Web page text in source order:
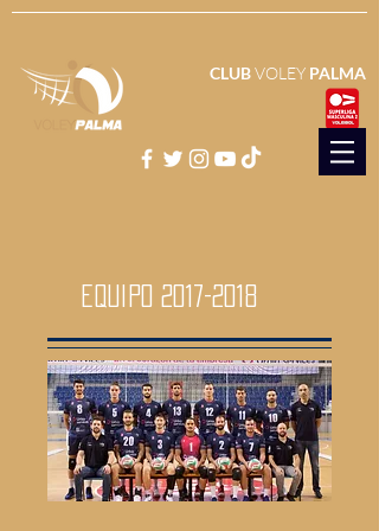
CLUBVOLEY PALMA
equipo 2017-2018